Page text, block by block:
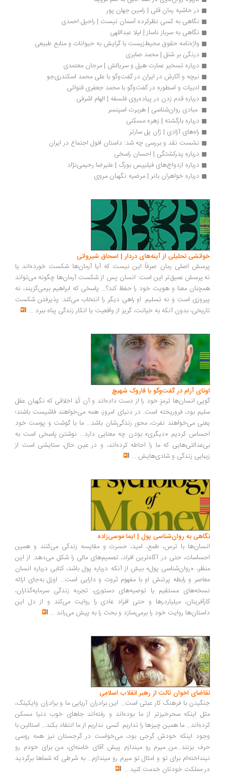
در حاشیه رمان قلی | رامین جهان پور
نگاهی به کسی نظرکرده آسمان نیست | راحیل احمدی
نگاهی به سرباز ناساز | لیلا عبداللهی
واژه‌نامه حقوق محیط‌زیست با گرایش به حیوانات و منابع طبیعی
درنگی بر شنل | محمد صابری
درباره تسخیر عمارت هیل و سریالش | مرجان معتمدی
نیچه‌ و آثارش در ایران در گفت‌وگو با علی محمد اسکندری‌جو
ادبیات و اسطوره در گفت‌وگو با محمد جعفری قنواتی
درباره قدم زدن در پیاده‌روی فلسفه | الهام اشرفی
مبادی روان‌شناسی | هربرت اسپنسر
درباره بازگشته | زهره مسکنی
راه‌های آزادی | ژان پل سارتر
نشست نقد و بررسی چه شد: داستان افول اجتماع در ایران
درباره پدرکشتگی | احسان راسخی
درباره ازدواج‌های فیلیپس بورگ | علیرضا رحیمی‌نژاد
درباره خواهران بانر | مرضیه نگهبان مروی
تحلیلی از آینه‌های دردار | اسحاق شیروانی
اصلی رمان صرفاً این نیست که آیا آرمان‌ها شکست خورده‌اند یا
عمیق‌تر این است: انسان پس از شکست آرمان‌ها چگونه می‌تواند
معنا و هویت خود را حفظ کند؟... پاسخی که ابراهیم برمی‌گزیند، نه
است و نه تسلیم. او راهی دیگر را انتخاب می‌کند: پذیرفتن شکست
بدون آنکه به خیانت، گریز از واقعیت یا انکار زندگی پناه ببرد...
آرام در گفت‌وگو با فاروک شهیچ‭
انسان‌ها ترمزِ خود را از دست داده‌اند و آن کُدِ اخلاقی که نگهبان عقل
بود، فروریخته است. در دنیای امروز، همه می‌خواهند فاشیست باشند؛
می‌خواهند نفرت، محورِ زندگی‌شان باشد... ما با گوشت و پوست خود
کردیم «دیگری» بودن چه معنایی دارد... نوشتن پاسخی است به
که ما را احاطه کرده‌اند، و در عین حال، ستایشی است از
زندگی و شادی‌هایش...
به روان‌شناسی پول | ایما موسی‌زاده
با ترس، طمع، امید، حسرت و مقایسه زندگی می‌کنند و همین
حتی در آگاه‌ترین افراد، تصمیم‌های مالی را شکل می‌دهد. از این
«روان‌شناسی پول» بیش از آنکه درباره پول باشد، کتابی درباره انسان
و رابطه پرتنش او با مفهوم ثروت و دارایی است... اوزل به‌جای ارائه
مستقیم یا توصیه‌های دستوری، تجربه زندگی سرمایه‌گذاران،
میلیاردرها و حتی افراد عادی را روایت می‌کند و از دل این
روایت خود را برمی‌سازد و بحث را به پیش می‌راند ...
اخوان ثالث از رهبر انقلاب اسلامی
با فرهنگ کار عبثی است... این برادران آریایی ما و برادران وایکینگ،
اینکه سحرخیزتر از ما بوده‌اند و رفته‌اند جاهای خوب دنیا مسکن
ما همین چیزها را نداریم. کسی نداریم از ما انتقاد بکند... استالین با
اینکه خودش گرجی بود، می‌خواست در گرجستان نیز همه روسی
بزنند...من میرم رو میندازم پیش آقای خامنه‌ای، من برای خودم رو
برای تو و امثال تو میرم رو میندازم... به شرطی که شماها برگردید
مملکت خودتان خدمت کنید...